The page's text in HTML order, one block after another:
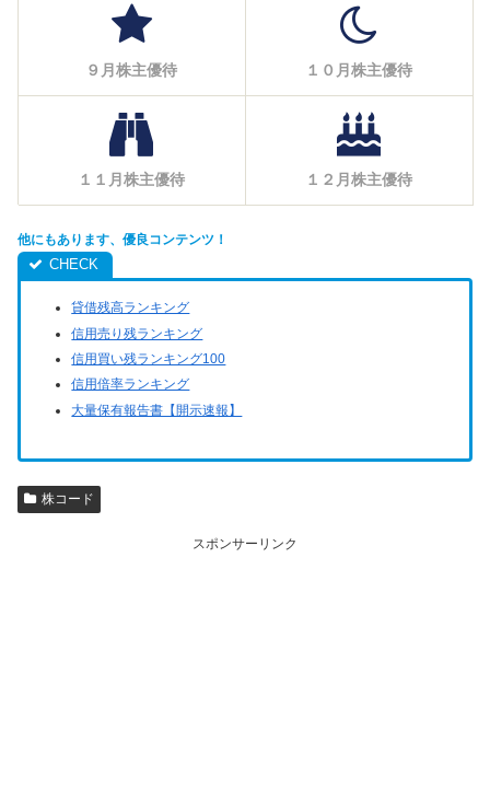
９月株主優待 １０月株主優待
１１月株主優待 １２月株主優待
他にもあります、優良コンテンツ！
貸借残高ランキング
信用売り残ランキング
信用買い残ランキング100
信用倍率ランキング
大量保有報告書【開示速報】
株コード
スポンサーリンク